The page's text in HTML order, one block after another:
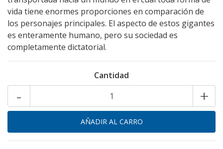
vida tiene enormes proporciones en comparación de
los personajes principales. El aspecto de estos gigantes
es enteramente humano, pero su sociedad es
completamente dictatorial.
Cantidad
+
-